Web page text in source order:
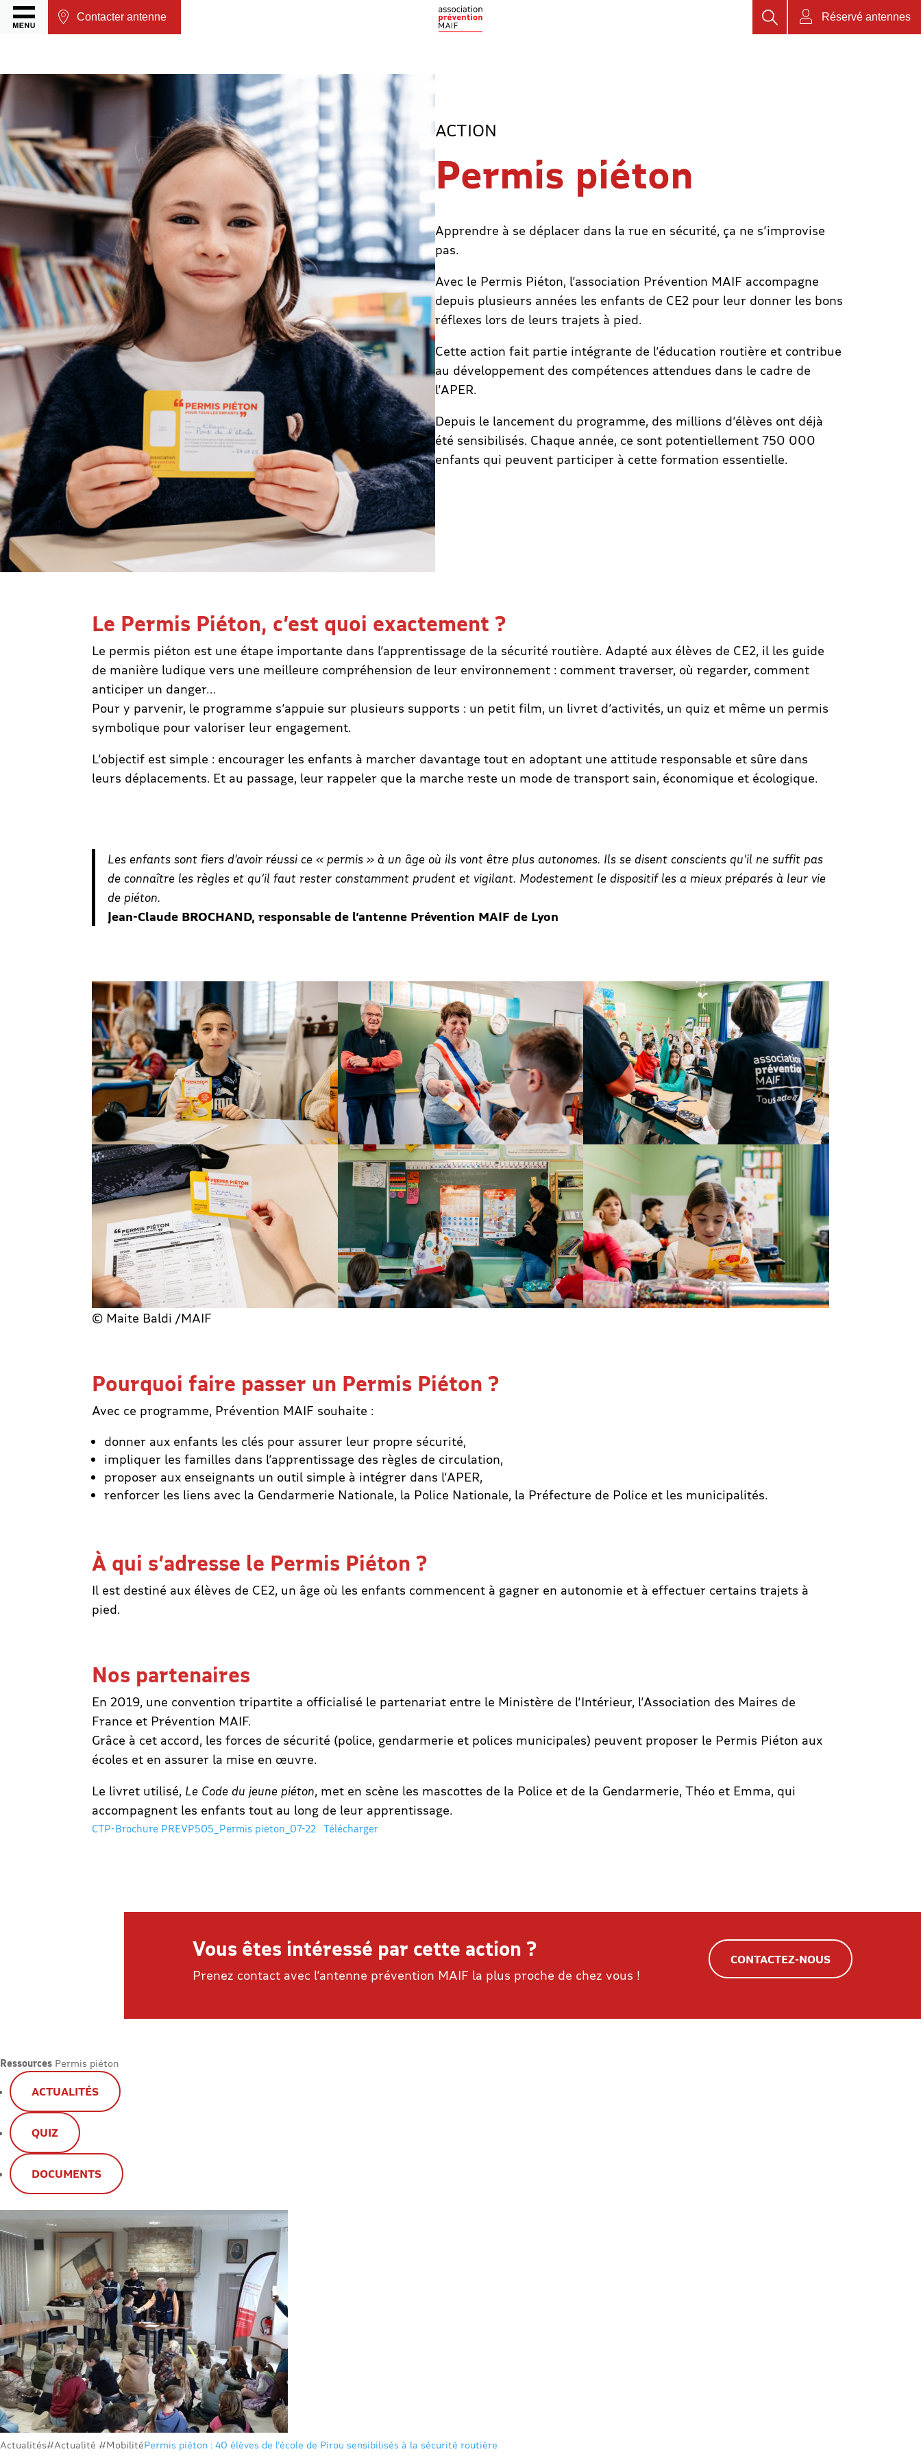
Contacter antenne Réservé antennes
Rechercher
ACTION
Permis piéton
Apprendre à se déplacer dans la rue en sécurité, ça ne s’improvise
pas.
Avec le Permis Piéton, l’association Prévention MAIF accompagne
depuis plusieurs années les enfants de CE2 pour leur donner les bons
réflexes lors de leurs trajets à pied.
Cette action fait partie intégrante de l’éducation routière et contribue
au développement des compétences attendues dans le cadre de
l’APER.
Depuis le lancement du programme, des millions d’élèves ont déjà
été sensibilisés. Chaque année, ce sont potentiellement 750 000
enfants qui peuvent participer à cette formation essentielle.
Le Permis Piéton, c’est quoi exactement ?
Le permis piéton est une étape importante dans l’apprentissage de la sécurité routière. Adapté aux élèves de CE2, il les guide
de manière ludique vers une meilleure compréhension de leur environnement : comment traverser, où regarder, comment
anticiper un danger…
Pour y parvenir, le programme s’appuie sur plusieurs supports : un petit film, un livret d’activités, un quiz et même un permis
symbolique pour valoriser leur engagement.
L’objectif est simple : encourager les enfants à marcher davantage tout en adoptant une attitude responsable et sûre dans
leurs déplacements. Et au passage, leur rappeler que la marche reste un mode de transport sain, économique et écologique.
Les enfants sont fiers d’avoir réussi ce « permis » à un âge où ils vont être plus autonomes. Ils se disent conscients qu’il ne suffit pas
de connaître les règles et qu’il faut rester constamment prudent et vigilant. Modestement le dispositif les a mieux préparés à leur vie
de piéton.
Jean-Claude BROCHAND, responsable de l’antenne Prévention MAIF de Lyon
© Maite Baldi /MAIF
Pourquoi faire passer un Permis Piéton ?
Avec ce programme, Prévention MAIF souhaite :
donner aux enfants les clés pour assurer leur propre sécurité,
impliquer les familles dans l’apprentissage des règles de circulation,
proposer aux enseignants un outil simple à intégrer dans l’APER,
renforcer les liens avec la Gendarmerie Nationale, la Police Nationale, la Préfecture de Police et les municipalités.
À qui s’adresse le Permis Piéton ?
Il est destiné aux élèves de CE2, un âge où les enfants commencent à gagner en autonomie et à effectuer certains trajets à
pied.
Nos partenaires
En 2019, une convention tripartite a officialisé le partenariat entre le Ministère de l’Intérieur, l’Association des Maires de
France et Prévention MAIF.
Grâce à cet accord, les forces de sécurité (police, gendarmerie et polices municipales) peuvent proposer le Permis Piéton aux
écoles et en assurer la mise en œuvre.
Le livret utilisé, Le Code du jeune piéton, met en scène les mascottes de la Police et de la Gendarmerie, Théo et Emma, qui
accompagnent les enfants tout au long de leur apprentissage.
CTP-Brochure PREVP505_Permis pieton_07-22 Télécharger
Vous êtes intéressé par cette action ?
Prenez contact avec l’antenne prévention MAIF la plus proche de chez vous !
CONTACTEZ-NOUS
Ressources Permis piéton
ACTUALITÉS
QUIZ
DOCUMENTS
Actualités#Actualité #MobilitéPermis piéton : 40 élèves de l’école de Pirou sensibilisés à la sécurité routière